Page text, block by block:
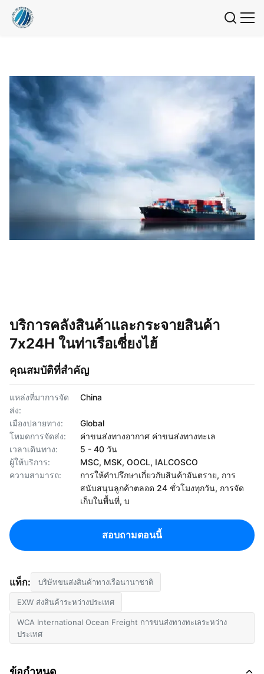
บริการคลังสินค้าและกระจายสินค้า
7x24H ในท่าเรือเซี่ยงไฮ้
คุณสมบัติที่สำคัญ
แหล่งที่มาการจัด
ส่ง:
China
เมืองปลายทาง:
Global
โหมดการจัดส่ง:
ค่าขนส่งทางอากาศ ค่าขนส่งทางทะเล
เวลาเดินทาง:
5 - 40 วัน
ผู้ให้บริการ:
MSC, MSK, OOCL, IALCOSCO
ความสามารถ:
การให้คำปรึกษาเกี่ยวกับสินค้าอันตราย, การ
สนับสนุนลูกค้าตลอด 24 ชั่วโมงทุกวัน, การจัด
เก็บในพื้นที่, บ
สอบถามตอนนี้
แท็ก: บริษัทขนส่งสินค้าทางเรือนานาชาติ
EXW ส่งสินค้าระหว่างประเทศ
WCA International Ocean Freight การขนส่งทางทะเลระหว่าง
ประเทศ
ข้อกำหนด